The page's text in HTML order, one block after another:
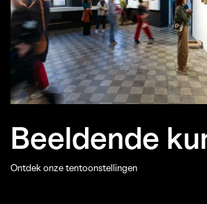
Beeldende
Ontdek onze tentoonstellingen